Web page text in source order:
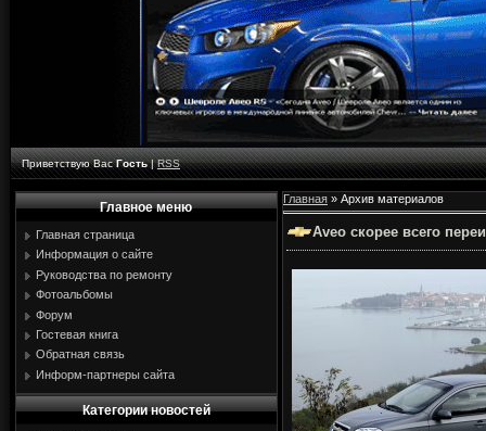
Приветствую Вас Гость|RSS
Главное меню
Главная страница
Информация о сайте
Руководства по ремонту
Фотоальбомы
Форум
Гостевая книга
Обратная связь
Информ-партнеры сайта
Категории новостей
Главная » Архив материалов
Aveo скорее всего